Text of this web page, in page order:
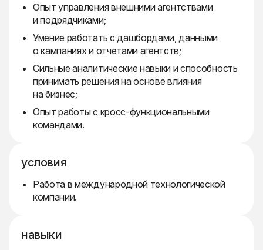
Опыт управления внешними агентствами
и подрядчиками;
Умение работать с дашбордами, данными
о кампаниях и отчетами агентств;
Сильные аналитические навыки и способность
принимать решения на основе влияния
на бизнес;
Опыт работы с кросс-функциональными
командами.
условия
Работа в международной технологической
компании.
навыки